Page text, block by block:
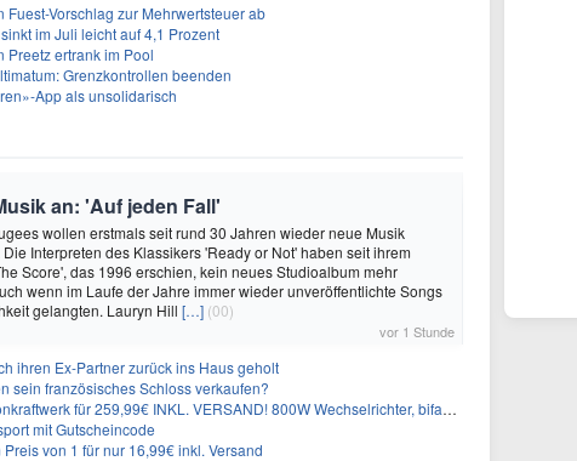
Fuest-Vorschlag zur Mehrwertsteuer ab
im Juli leicht auf 4,1 Prozent
Preetz ertrank im Pool
Grenzkontrollen beenden
App als unsolidarisch
an: 'Auf jeden Fall'
wollen erstmals seit rund 30 Jahren wieder neue Musik
Interpreten des Klassikers 'Ready or Not' haben seit ihrem
Score', das 1996 erschien, kein neues Studioalbum mehr
wenn im Laufe der Jahre immer wieder unveröffentlichte Songs
gelangten. Lauryn Hill […] (00)
vor 1 Stunde
ihren Ex-Partner zurück ins Haus geholt
sein französisches Schloss verkaufen?
für 259,99€ INKL. VERSAND! 800W Wechselrichter, bifazial
mit Gutscheincode
von 1 für nur 16,99€ inkl. Versand